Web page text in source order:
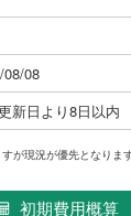
08/08
新日より8日以内
が現況が優先となります
初期費用概算